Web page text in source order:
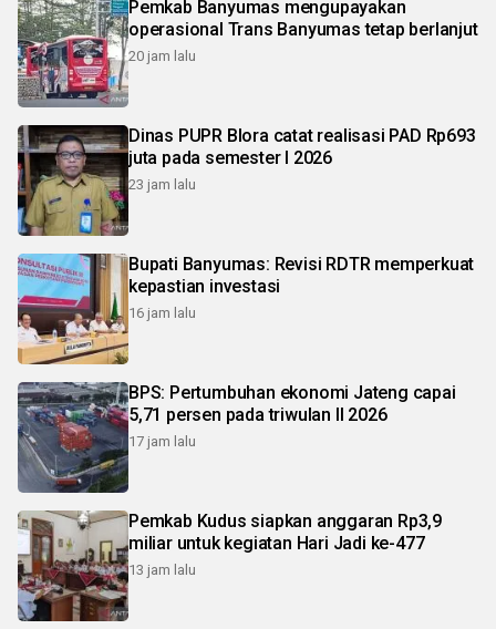
Pemkab Banyumas mengupayakan
operasional Trans Banyumas tetap berlanjut
20 jam lalu
Dinas PUPR Blora catat realisasi PAD Rp693
juta pada semester I 2026
23 jam lalu
Bupati Banyumas: Revisi RDTR memperkuat
kepastian investasi
16 jam lalu
BPS: Pertumbuhan ekonomi Jateng capai
5,71 persen pada triwulan II 2026
17 jam lalu
Pemkab Kudus siapkan anggaran Rp3,9
miliar untuk kegiatan Hari Jadi ke-477
13 jam lalu